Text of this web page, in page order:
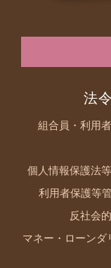
法
組合員・利用
個人情報保護法
利用者保護等
反社会
マネー・ローンダ